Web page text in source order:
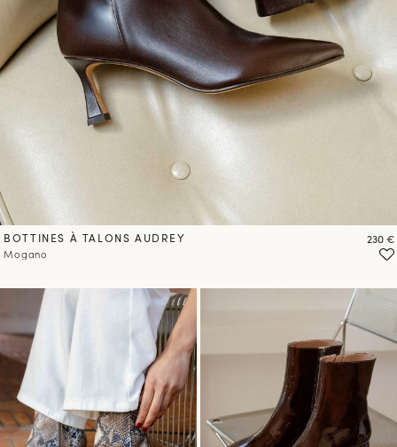
BOTTINES À TALONS AUDREY
Mogano
Prix
230 €